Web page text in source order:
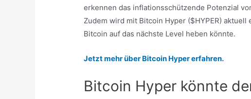
erkennen das inflationsschützende Potenzial
Zudem wird mit Bitcoin Hyper ($HYPER)
Bitcoin auf das nächste Level heben könnte.
Jetzt mehr über Bitcoin Hyper erfahren.
Bitcoin Hyper könnte